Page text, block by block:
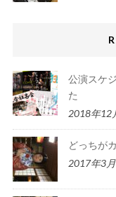
公演スケ
た
2018年12
どっちが
2017年3